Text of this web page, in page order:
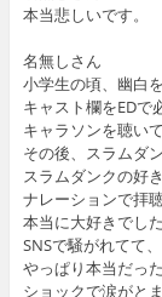
本当悲しいです。
名無しさん
小学生の頃、幽白
キャスト欄をEDで
キャラソンを聴い
その後、スラムダ
スラムダンクの好
ナレーションで拝
本当に大好きでした
SNSで騒がれてて
やっぱり本当だっ
ショックで涙がと